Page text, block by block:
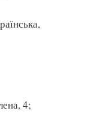
4;